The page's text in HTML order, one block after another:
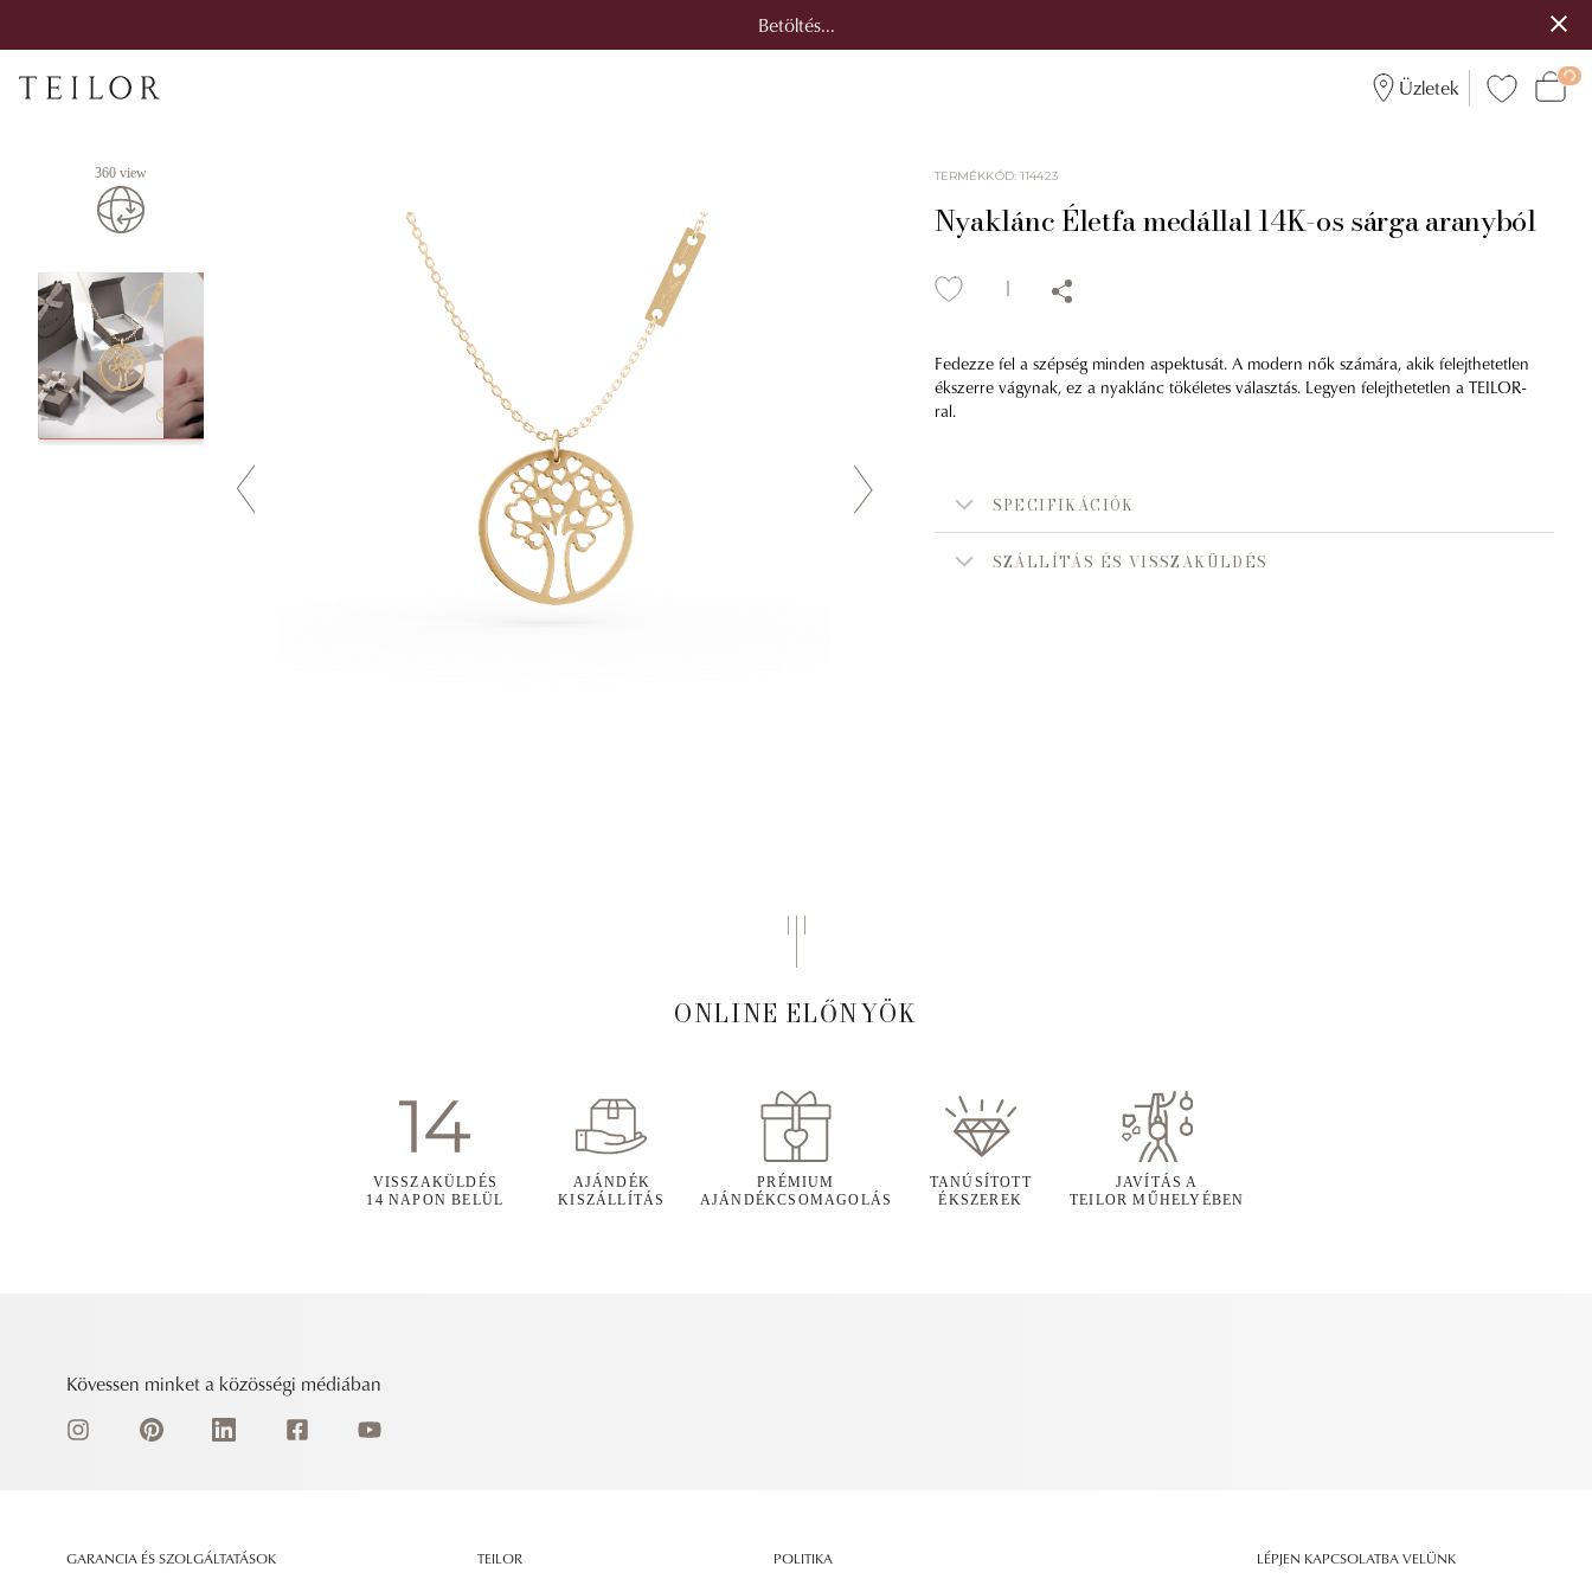
Betöltés...
Üzletek
360 view TERMÉKKÓD:114423
Nyaklánc Életfa medállal 14K-os sárga aranyból
Fedezze fel a szépség minden aspektusát. A modern nők számára, akik felejthetetlen
ékszerre vágynak, ez a nyaklánc tökéletes választás. Legyen felejthetetlen a TEILOR-
ral.
SPECIFIKÁCIÓK
SZÁLLÍTÁS ÉS VISSZAKÜLDÉS
ONLINE ELŐNYÖK
VISSZAKÜLDÉS
14 NAPON BELÜL
AJÁNDÉK
KISZÁLLÍTÁS
PRÉMIUM
AJÁNDÉKCSOMAGOLÁS
TANÚSÍTOTT
ÉKSZEREK
JAVÍTÁS A
TEILOR MŰHELYÉBEN
Kövessen minket a közösségi médiában
GARANCIA ÉS SZOLGÁLTATÁSOK TEILOR POLITIKA LÉPJEN KAPCSOLATBA VELÜNK